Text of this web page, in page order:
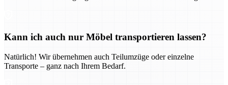
Kann ich auch nur Möbel transportieren lassen?
Natürlich! Wir übernehmen auch Teilumzüge oder einzelne
Transporte – ganz nach Ihrem Bedarf.